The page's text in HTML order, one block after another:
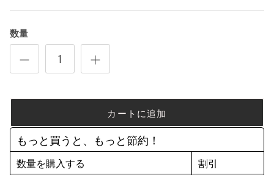
数量
カートに追加
もっと買うと、もっと節約！
数量を購入する 割引